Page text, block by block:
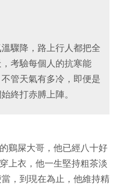
驟降，路上行人都把全
考驗每個人的抗寒能
管天氣有多冷，即便是
終打赤膊上陣。
鷄屎大哥，他已經八十好
上衣，他一生堅持粗茶淡
，到現在為止，他維持精